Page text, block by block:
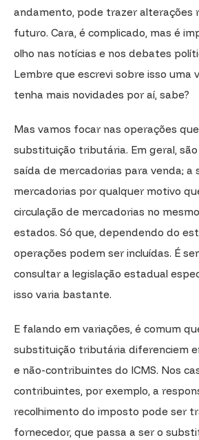
andamento, pode trazer alterações
futuro. Cara, é complicado, mas é
olho nas notícias e nos debates
Lembre que escrevi sobre isso uma
tenha mais novidades por aí, sabe?
Mas vamos focar nas operações
substituição tributária. Em geral,
saída de mercadorias para venda; a
mercadorias por qualquer motivo
circulação de mercadorias no
estados. Só que, dependendo do
operações podem ser incluídas. É
consultar a legislação estadual
isso varia bastante.
E falando em variações, é comum
substituição tributária diferenciem
e não-contribuintes do ICMS. Nos
contribuintes, por exemplo, a
recolhimento do imposto pode ser
fornecedor, que passa a ser o